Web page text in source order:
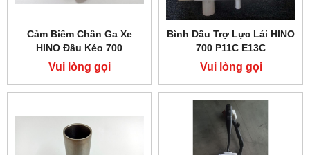
Cảm Biếm Chân Ga Xe
HINO Đầu Kéo 700
Vui lòng gọi
Bình Dầu Trợ Lực Lái HINO
700 P11C E13C
Vui lòng gọi